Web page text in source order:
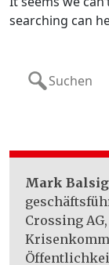
searching can
for:
Mark
Crossing